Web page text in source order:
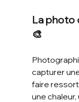
La photo
🎨
capturer
faire
une